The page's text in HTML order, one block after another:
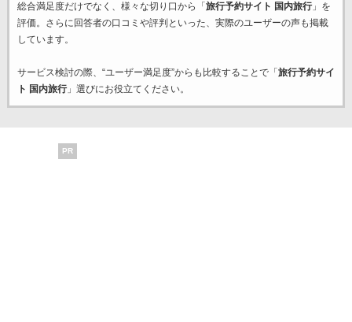
総合満足度だけでなく、様々な切り口から「 旅行予約サイト 国内旅行」を
評価。さらに回答者の口コミや評判といった、実際のユーザーの声も掲載
しています。
サービス検討の際、“ユーザー満足度”からも比較することで「 旅行予約サイ
ト 国内旅行」選びにお役立てください。
PR